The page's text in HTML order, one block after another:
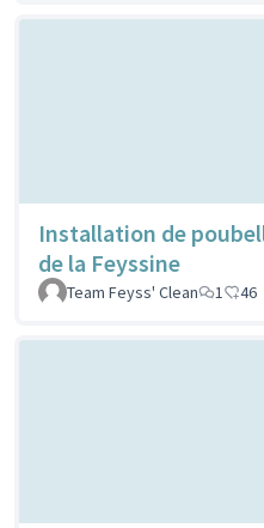
Installation de
de la Feyssine
Team Feyss' Clean 1 46